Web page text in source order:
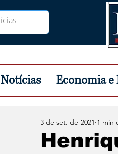
Notícias Economia
3 de set. de 2021 1 min